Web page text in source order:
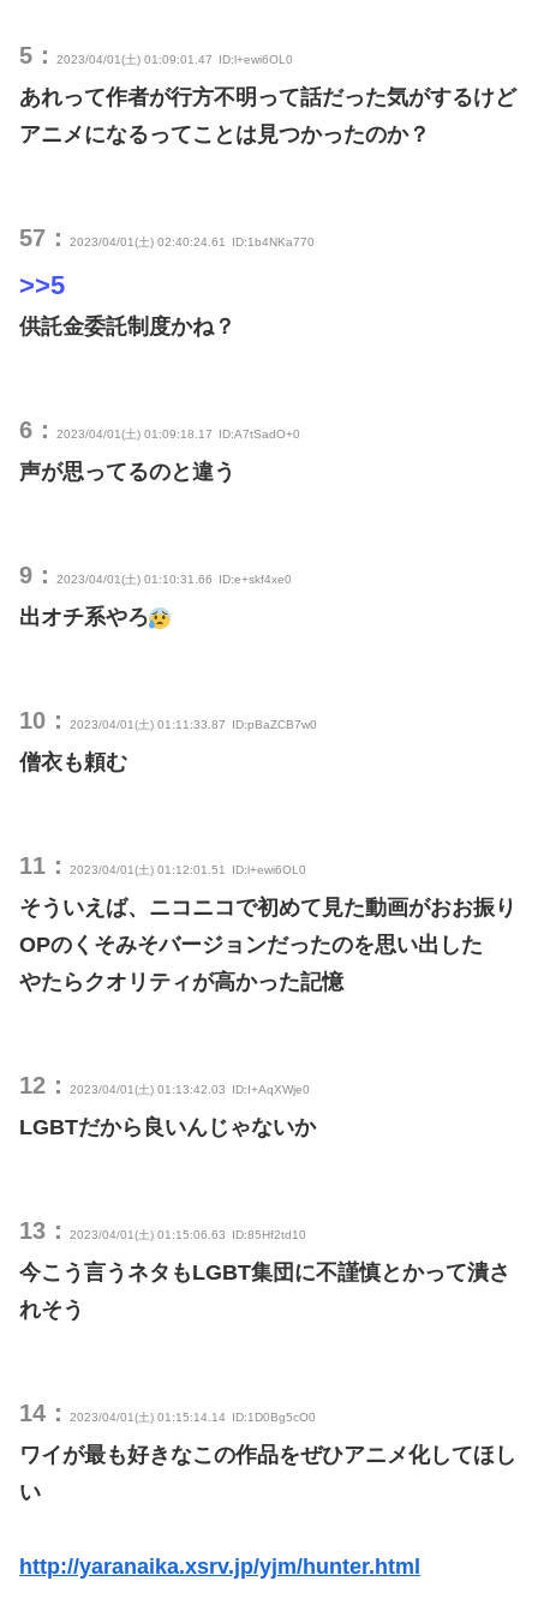
5： 2023/04/01(土) 01:09:01.47 ID:l+ewi6OL0
あれって作者が行方不明って話だった気がするけど
アニメになるってことは見つかったのか？
57： 2023/04/01(土) 02:40:24.61 ID:1b4NKa770
>>5
供託金委託制度かね？
6： 2023/04/01(土) 01:09:18.17 ID:A7tSadO+0
声が思ってるのと違う
9： 2023/04/01(土) 01:10:31.66 ID:e+skf4xe0
出オチ系やろ
10： 2023/04/01(土) 01:11:33.87 ID:pBaZCB7w0
僧衣も頼む
11： 2023/04/01(土) 01:12:01.51 ID:l+ewi6OL0
そういえば、ニコニコで初めて見た動画がおお振り
OPのくそみそバージョンだったのを思い出した
やたらクオリティが高かった記憶
12： 2023/04/01(土) 01:13:42.03 ID:I+AqXWje0
LGBTだから良いんじゃないか
13： 2023/04/01(土) 01:15:06.63 ID:85Hf2td10
今こう言うネタもLGBT集団に不謹慎とかって潰さ
れそう
14： 2023/04/01(土) 01:15:14.14 ID:1D0Bg5cO0
ワイが最も好きなこの作品をぜひアニメ化してほし
い
http://yaranaika.xsrv.jp/yjm/hunter.html